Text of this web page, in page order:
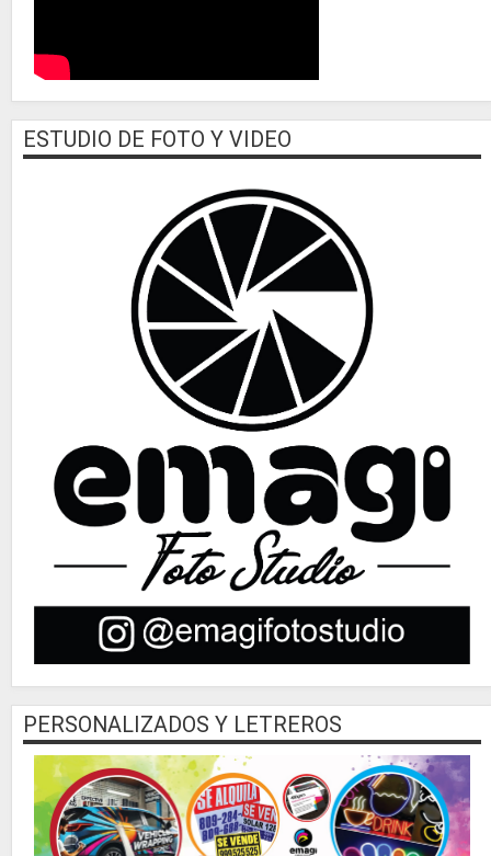
ESTUDIO DE FOTO Y VIDEO
PERSONALIZADOS Y LETREROS